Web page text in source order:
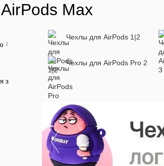
Max
Чехлы для AirPods 1|2
Чехлы для AirPods Pro 2
2
з